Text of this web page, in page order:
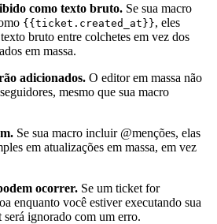
como texto bruto. Se sua macro
{{ticket.created_at}}, eles
bruto entre colchetes em vez dos
em massa.
adicionados. O editor em massa não
mesmo que sua macro
Se sua macro incluir @menções, elas
em atualizações em massa, em vez
ocorrer. Se um ticket for
enquanto você estiver executando sua
será ignorado com um erro.